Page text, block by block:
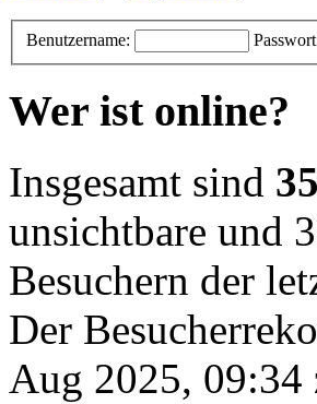
Benutzername:
Wer ist online?
Insgesamt sind
unsichtbare und
Besuchern der
Der
Aug 2025, 09:34